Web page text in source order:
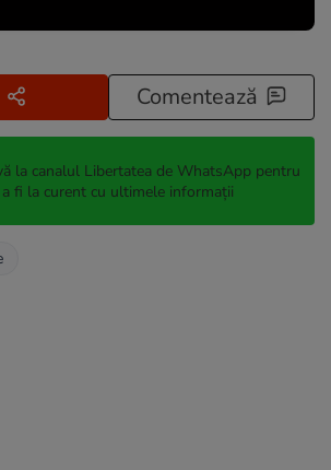
Comentează
la canalul Libertatea de WhatsApp pentru
a fi la curent cu ultimele informații